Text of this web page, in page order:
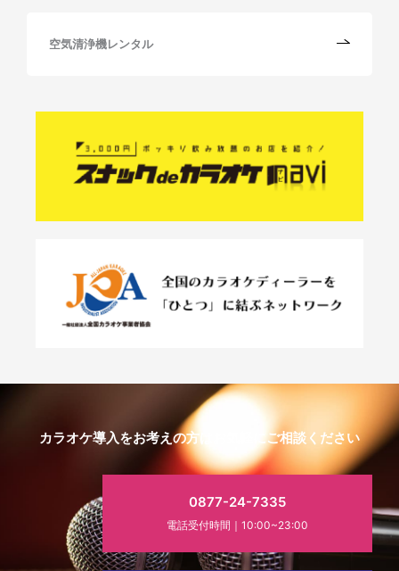
空気清浄機レンタル
カラオケ導入をお考えの方はお気軽にご相談ください
0877-24-7335
電話受付時間｜10:00~23:00